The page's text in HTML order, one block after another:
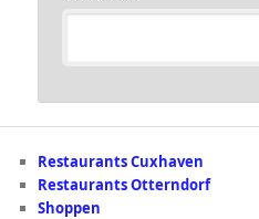
Restaurants Cuxhaven
Restaurants Otterndorf
Shoppen